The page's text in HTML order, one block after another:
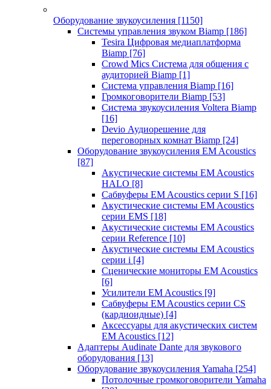
Оборудование звукоусиления [1150]
Системы управления звуком Biamp [186]
Tesira Цифровая медиаплатформа
Biamp [76]
Crowd Mics Система для общения с
аудиторией Biamp [1]
Система управления Biamp [16]
Громкоговорители Biamp [53]
Система звукоусиления Voltera Biamp
[16]
Devio Аудиорешение для
переговорных комнат Biamp [24]
Оборудование звукоусиления EM Acoustics
[87]
Акустические системы EM Acoustics
HALO [8]
Сабвуферы EM Acoustics серии S [16]
Акустические системы EM Acoustics
серии EMS [18]
Акустические системы EM Acoustics
серии Reference [10]
Акустические системы EM Acoustics
серии i [4]
Сценические мониторы EM Acoustics
[6]
Усилители EM Acoustics [9]
Сабвуферы EM Acoustics серии CS
(кардиоидные) [4]
Аксессуары для акустических систем
EM Acoustics [12]
Адаптеры Audinate Dante для звукового
оборудования [13]
Оборудование звукоусиления Yamaha [254]
Потолочные громкоговорители Yamaha